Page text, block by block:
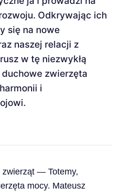
Odkrywając ich
się na nowe
naszej relacji z
w tę niezwykłą
zwierzęta
i